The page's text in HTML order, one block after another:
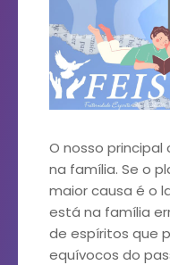
O nosso
na família. Se o
maior causa é o
está na família
de espíritos que
equívocos do